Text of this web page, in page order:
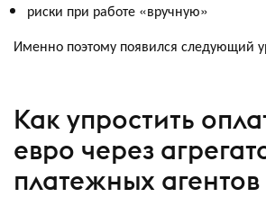
риски при работе «вручную»
Именно поэтому появился следующий
Как упростить
евро через
платежных агентов